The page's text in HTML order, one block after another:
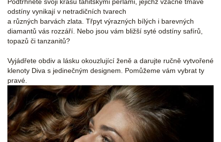
odstíny vynikají v netradičních tvarech
a různých barvách zlata. Třpyt výrazných bílých i barevných
diamantů vás rozzáří. Nebo jsou vám bližší syté odstíny safírů,
topazů či tanzanitů?
Vyjádřete obdiv a lásku okouzlující ženě a darujte ručně vytvořené
klenoty Diva s jedinečným designem. Pomůžeme vám vybrat ty
pravé.